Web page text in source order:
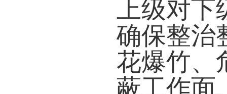
上级对下
确保整治
花爆竹、
蔽工作面